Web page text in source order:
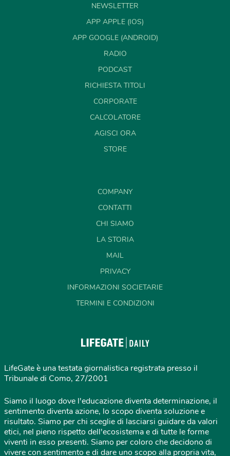
NEWSLETTER
APP APPLE (IOS)
APP GOOGLE (ANDROID)
RADIO
PODCAST
RICHIESTA TITOLI
CORPORATE
CALCOLATORE
AGISCI ORA
STORE
COMPANY
CONTATTI
CHI SIAMO
LA STORIA
MAIL
PRIVACY
INFORMAZIONI SOCIETARIE
TERMINI E CONDIZIONI
LifeGate è una testata giornalistica registrata presso il
Tribunale di Como, 27/2001
Siamo il luogo dove l'educazione diventa determinazione, il
sentimento diventa azione, lo scopo diventa soluzione e
risultato. Siamo per chi sceglie di lasciarsi guidare da valori
etici, nel pieno rispetto dell'ecosistema e di tutte le forme
viventi in esso presenti. Siamo per coloro che decidono di
vivere con sentimento e di dare uno scopo alla propria vita,